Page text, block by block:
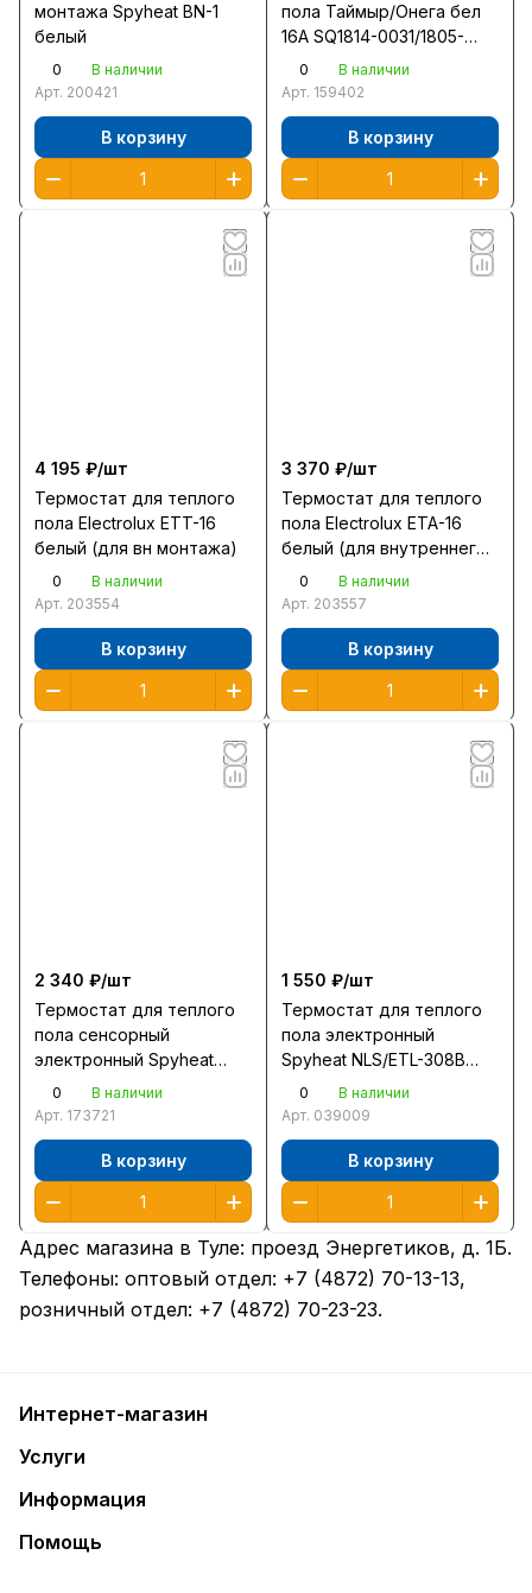
монтажа Spyheat BN-1
белый
0
В наличии
Арт. 200421
В корзину
пола Таймыр/Онега бел
16А SQ1814-0031/1805-
0060 (для внутрен.
монтажа)
0
В наличии
Арт. 159402
В корзину
4 195 ₽/шт
Термостат для теплого
пола Electrolux ETT-16
белый (для вн монтажа)
0
В наличии
Арт. 203554
В корзину
3 370 ₽/шт
Термостат для теплого
пола Electrolux ETA-16
белый (для внутреннего
монтажа с датчиком
температуры)
0
В наличии
Арт. 203557
В корзину
2 340 ₽/шт
Термостат для теплого
пола сенсорный
электронный Spyheat
SDF-419В
0
В наличии
Арт. 173721
В корзину
1 550 ₽/шт
Термостат для теплого
пола электронный
Spyheat NLS/ETL-308В
(для внутрен. монтажа)
0
В наличии
Арт. 039009
В корзину
Адрес магазина в Туле: проезд Энергетиков, д. 1Б.
Телефоны: оптовый отдел: +7 (4872) 70-13-13,
розничный отдел: +7 (4872) 70-23-23.
Интернет-магазин
Услуги
Информация
Помощь